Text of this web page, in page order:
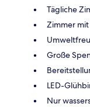
Tägliche
Zimmer
Große
LED-
Nur